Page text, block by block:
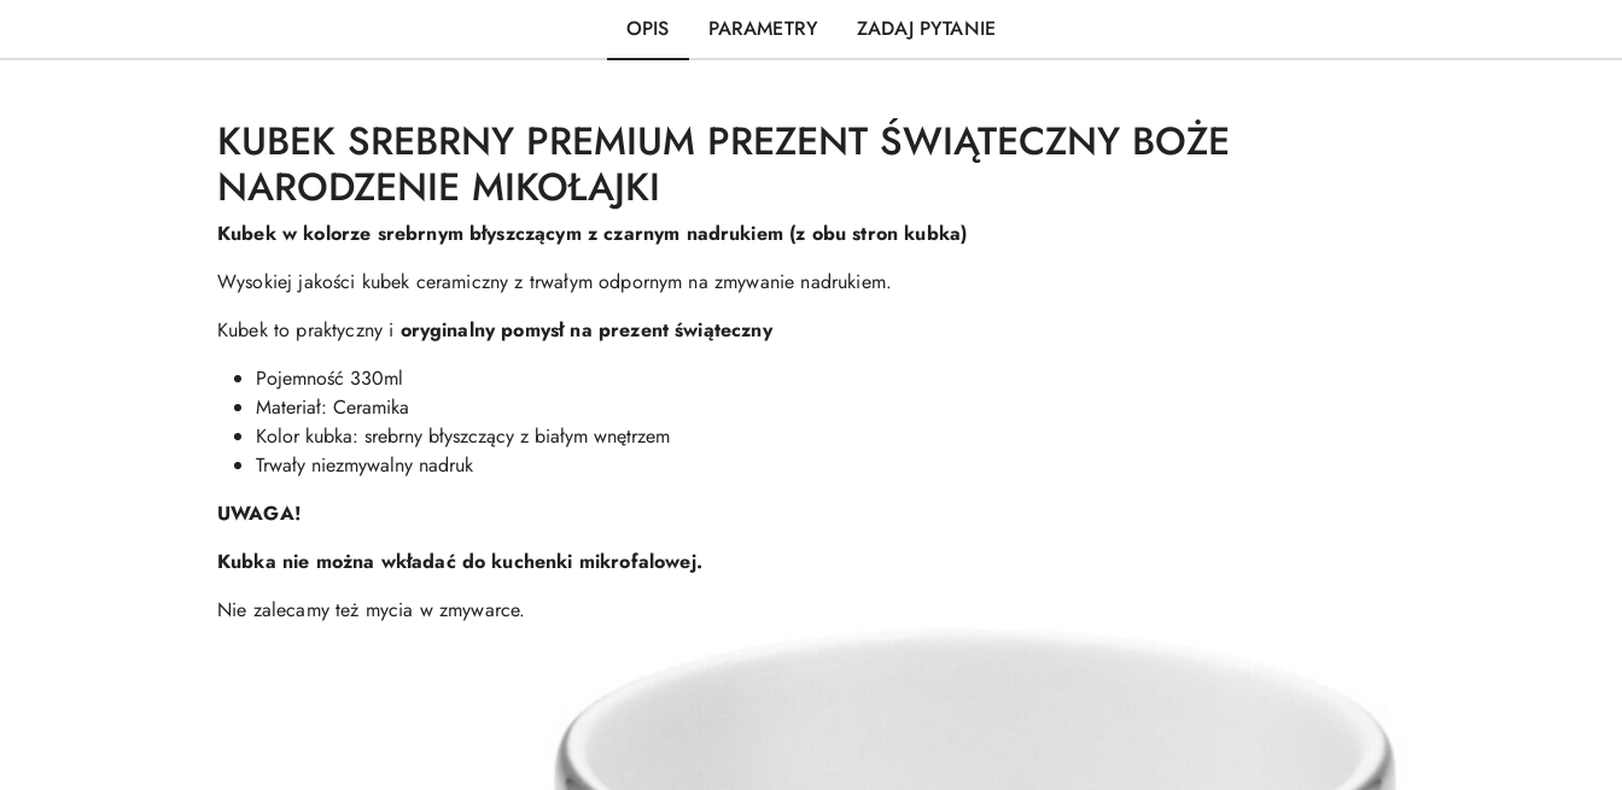
OPIS PARAMETRY ZADAJ PYTANIE
KUBEK SREBRNY PREMIUM PREZENT ŚWIĄTECZNY BOŻE
NARODZENIE MIKOŁAJKI
Kubek w kolorze srebrnym błyszczącym z czarnym nadrukiem (z obu stron kubka)
Wysokiej jakości kubek ceramiczny z trwałym odpornym na zmywanie nadrukiem.
Kubek to praktyczny i oryginalny pomysł na prezent świąteczny
Pojemność 330ml
Materiał: Ceramika
Kolor kubka: srebrny błyszczący z białym wnętrzem
Trwały niezmywalny nadruk
UWAGA!
Kubka nie można wkładać do kuchenki mikrofalowej.
Nie zalecamy też mycia w zmywarce.